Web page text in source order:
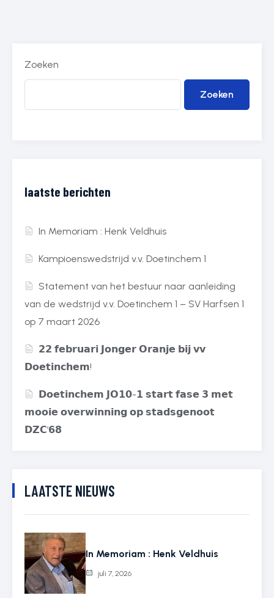
Zoeken
Zoeken
laatste berichten
In Memoriam : Henk Veldhuis
Kampioenswedstrijd v.v. Doetinchem 1
Statement van het bestuur naar aanleiding
van de wedstrijd v.v. Doetinchem 1 – SV Harfsen 1
op 7 maart 2026
𝟮𝟮 𝗳𝗲𝗯𝗿𝘂𝗮𝗿𝗶 𝗝𝗼𝗻𝗴𝗲𝗿 𝗢𝗿𝗮𝗻𝗷𝗲 𝗯𝗶𝗷 𝘃𝘃
𝗗𝗼𝗲𝘁𝗶𝗻𝗰𝗵𝗲𝗺!
𝗗𝗼𝗲𝘁𝗶𝗻𝗰𝗵𝗲𝗺 𝗝𝗢𝟭𝟬-𝟭 𝘀𝘁𝗮𝗿𝘁 𝗳𝗮𝘀𝗲 𝟯 𝗺𝗲𝘁
𝗺𝗼𝗼𝗶𝗲 𝗼𝘃𝗲𝗿𝘄𝗶𝗻𝗻𝗶𝗻𝗴 𝗼𝗽 𝘀𝘁𝗮𝗱𝘀𝗴𝗲𝗻𝗼𝗼𝘁
𝗗𝗭𝗖’𝟲𝟴
LAATSTE NIEUWS
In Memoriam : Henk Veldhuis
juli 7, 2026